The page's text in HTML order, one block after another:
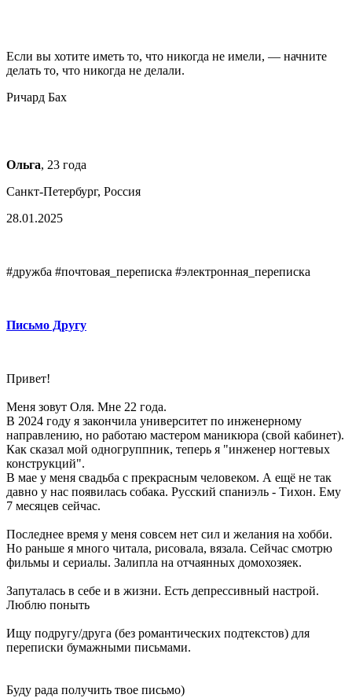
Если вы хотите иметь то, что никогда не имели, — начните
делать то, что никогда не делали.
Ричард Бах
Ольга, 23 года
Санкт-Петербург, Россия
28.01.2025
#дружба #почтовая_переписка #электронная_переписка
Письмо Другу
Привет!
Меня зовут Оля. Мне 22 года.
В 2024 году я закончила университет по инженерному
направлению, но работаю мастером маникюра (свой кабинет).
Как сказал мой одногруппник, теперь я "инженер ногтевых
конструкций".
В мае у меня свадьба с прекрасным человеком. А ещё не так
давно у нас появилась собака. Русский спаниэль - Тихон. Ему
7 месяцев сейчас.
Последнее время у меня совсем нет сил и желания на хобби.
Но раньше я много читала, рисовала, вязала. Сейчас смотрю
фильмы и сериалы. Залипла на отчаянных домохозяек.
Запуталась в себе и в жизни. Есть депрессивный настрой.
Люблю поныть
Ищу подругу/друга (без романтических подтекстов) для
переписки бумажными письмами.
Буду рада получить твое письмо)